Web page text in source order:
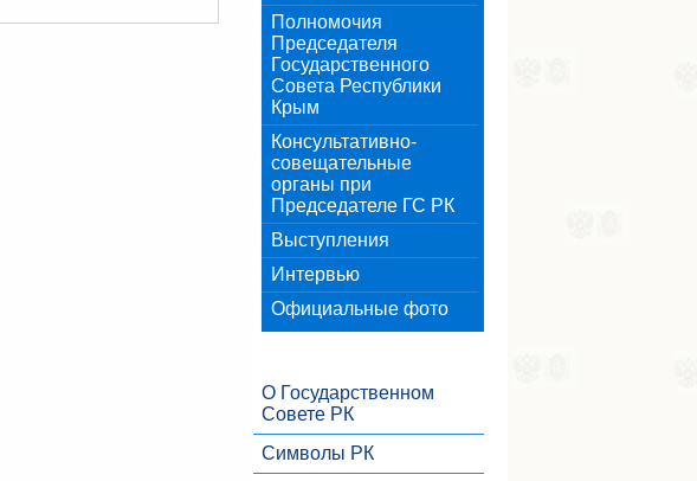
Полномочия
Председателя
Государственного
Совета Республики
Крым
Консультативно-
совещательные
органы при
Председателе ГС РК
Выступления
Интервью
Официальные фото
О Государственном
Совете РК
Символы РК